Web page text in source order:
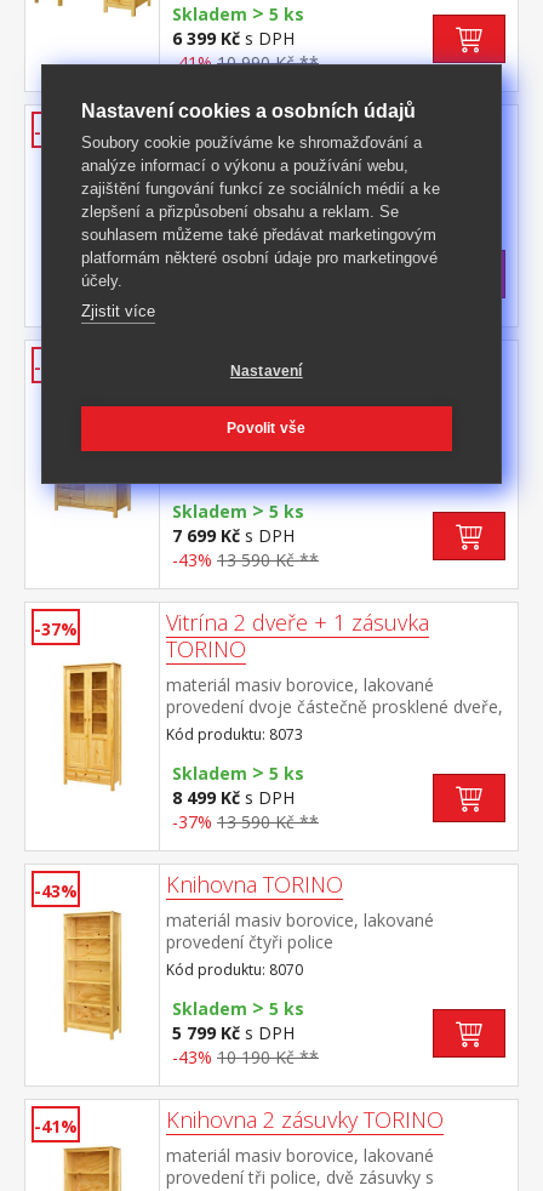
dokoupit výsuvnou desku na klávesnici 8840
Skladem > 5 ks
6 399 Kč s DPH
-41% 10 990 Kč **
-39% Komoda 5 zásuvek TORINO
materiál masiv borovice, lakované
provedení 5 zásuvek s kovovými pojezdy
Kód produktu: 8077
Skladem>5 ks
-43%
Prádelník 2 dveře + 2 zásuvky
TORINO
materiál masiv borovice, lakované
Skladem>5 ks
7 699 Kč s DPH
-43% 13 590 Kč **
-37%
Vitrína 2 dveře + 1 zásuvka
TORINO
materiál masiv borovice, lakované
provedení dvoje částečně prosklené dveře,
tři police jedna zásuvka s kovovými pojezdy
Kód produktu: 8073
Skladem > 5 ks
8 499 Kč s DPH
-37% 13 590 Kč **
-43% Knihovna TORINO
materiál masiv borovice, lakované
provedení čtyři police
Kód produktu: 8070
Skladem > 5 ks
5 799 Kč s DPH
-43% 10 190 Kč **
-41% Knihovna 2 zásuvky TORINO
materiál masiv borovice, lakované
provedení tři police, dvě zásuvky s
Nastavení cookies a osobních údajů
Soubory cookie používáme ke shromažďování a
analýze informací o výkonu a používání webu,
zajištění fungování funkcí ze sociálních médií a ke
zlepšení a přizpůsobení obsahu a reklam. Se
souhlasem můžeme také předávat marketingovým
platformám některé osobní údaje pro marketingové
účely.
Zjistit více
Nastavení
Povolit vše